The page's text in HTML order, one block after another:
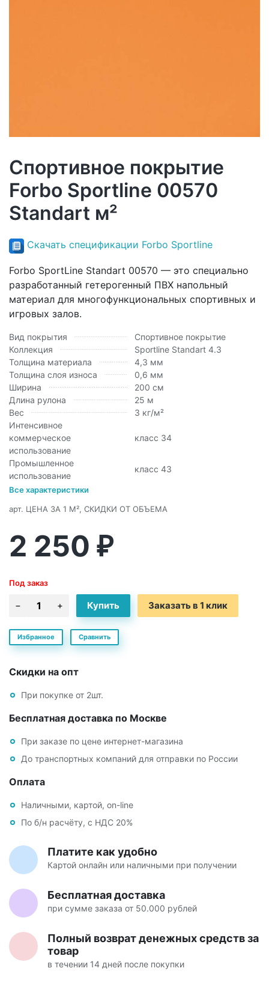
Спортивное покрытие
Forbo Sportline 00570
Standart м²
Скачать спецификации Forbo Sportline
Forbo SportLine Standart 00570 — это специально
разработанный гетерогенный ПВХ напольный
материал для многофункциональных спортивных и
игровых залов.
Вид покрытия
Спортивное покрытие
Коллекция
Sportline Standart 4.3
Толщина материала
4,3 мм
Толщина слоя износа
0,6 мм
Ширина
200 см
Длина рулона
25 м
Вес
3 кг/м²
Интенсивное
коммерческое
использование
класс 34
Промышленное
использование
класс 43
Все характеристики
арт. ЦЕНА ЗА 1 М², СКИДКИ ОТ ОБЪЕМА
2 250 ₽
Под заказ
Заказать в 1 клик
Избранное Сравнить
Скидки на опт
При покупке от 2шт.
Бесплатная доставка по Москве
При заказе по цене интернет-магазина
До транспортных компаний для отправки по России
Оплата
Наличными, картой, on-line
По б/н расчёту, с НДС 20%
Платите как удобно
Картой онлайн или наличными при получении
Бесплатная доставка
при сумме заказа от 50.000 рублей
Полный возврат денежных средств за
товар
в течении 14 дней после покупки